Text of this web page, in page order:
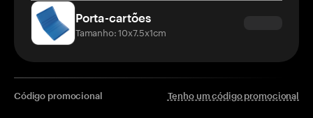
Porta-cartões
Tamanho: 10x7.5x1cm
Código promocional Tenho um código promocional